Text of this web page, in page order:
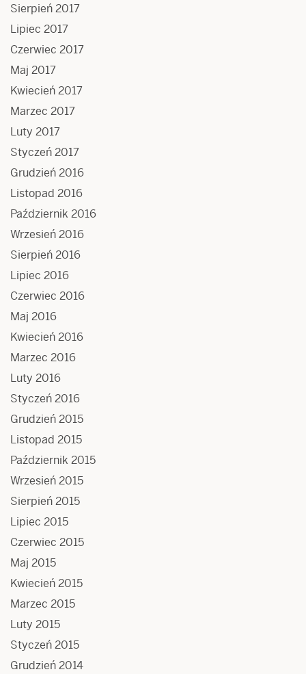
Sierpień 2017
Lipiec 2017
Czerwiec 2017
Maj 2017
Kwiecień 2017
Marzec 2017
Luty 2017
Styczeń 2017
Grudzień 2016
Listopad 2016
Październik 2016
Wrzesień 2016
Sierpień 2016
Lipiec 2016
Czerwiec 2016
Maj 2016
Kwiecień 2016
Marzec 2016
Luty 2016
Styczeń 2016
Grudzień 2015
Listopad 2015
Październik 2015
Wrzesień 2015
Sierpień 2015
Lipiec 2015
Czerwiec 2015
Maj 2015
Kwiecień 2015
Marzec 2015
Luty 2015
Styczeń 2015
Grudzień 2014